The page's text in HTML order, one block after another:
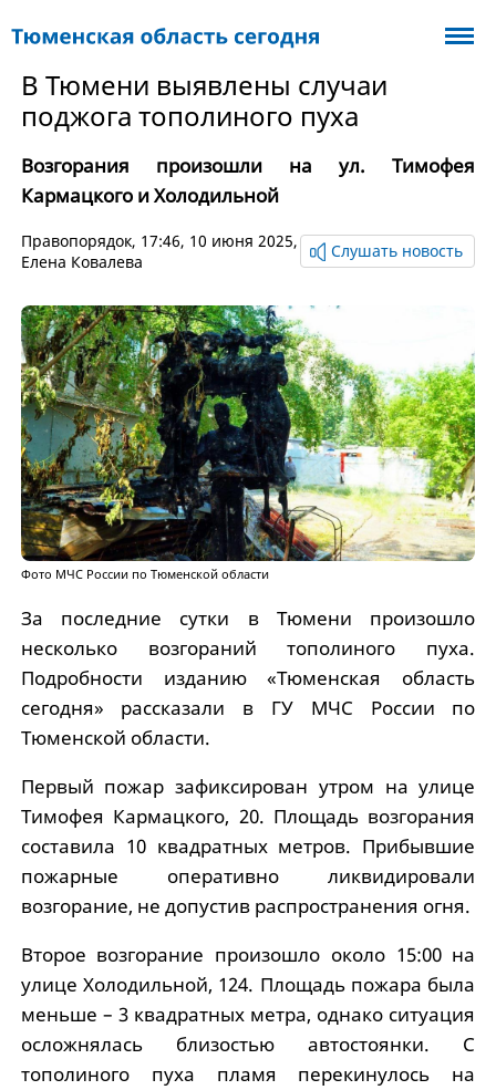
В Тюмени выявлены случаи
поджога тополиного пуха
Возгорания произошли на ул. Тимофея
Кармацкого и Холодильной
Правопорядок, 17:46, 10 июня 2025,
Елена Ковалева
Слушать новость
Фото МЧС России по Тюменской области
За последние сутки в Тюмени произошло
несколько возгораний тополиного пуха.
Подробности изданию «Тюменская область
сегодня» рассказали в ГУ МЧС России по
Тюменской области.
Первый пожар зафиксирован утром на улице
Тимофея Кармацкого, 20. Площадь возгорания
составила 10 квадратных метров. Прибывшие
пожарные оперативно ликвидировали
возгорание, не допустив распространения огня.
Второе возгорание произошло около 15:00 на
улице Холодильной, 124. Площадь пожара была
меньше – 3 квадратных метра, однако ситуация
осложнялась близостью автостоянки. С
тополиного пуха пламя перекинулось на